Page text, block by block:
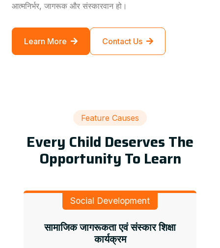
आत्मनिर्भर, जागरूक और संस्कारवान हो।
Learn More Contact Us
Feature Causes
Every Child Deserves The
Opportunity To Learn
Social Development
सामाजिक जागरूकता एवं संस्कार शिक्षा
कार्यक्रम